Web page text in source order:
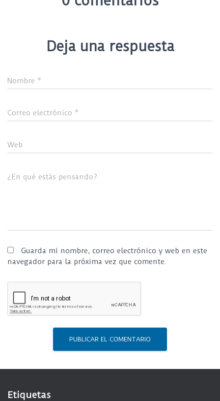
Deja una respuesta
Nombre *
Correo electrónico *
Web
¿En qué estás pensando?
Guarda mi nombre, correo electrónico y web en este
navegador para la próxima vez que comente.
Etiquetas